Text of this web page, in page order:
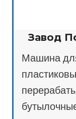
Завод
Машина